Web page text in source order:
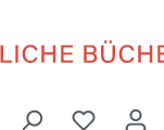
Du